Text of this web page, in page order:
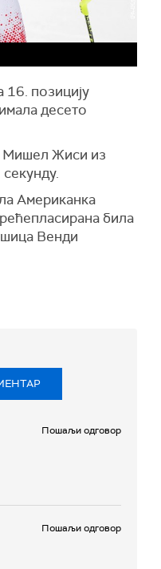
16. позицију
десето
Мишел Жиси из
Американка
била
Венди
Пошаљи одговор
Пошаљи одговор